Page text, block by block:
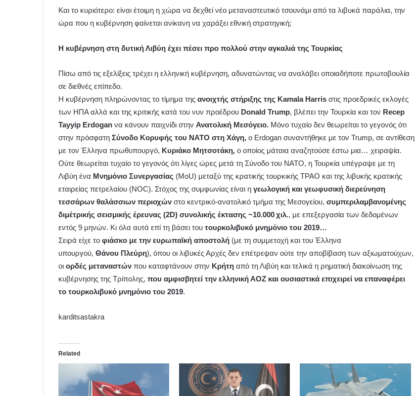
Και το κυριότερο: είναι έτοιμη η χώρα να δεχθεί νέο μεταναστευτικό τσουνάμι από τα λιβυκά παράλια, την
ώρα που η κυβέρνηση φαίνεται ανίκανη να χαράξει εθνική στρατηγική;
Η κυβέρνηση στη δυτική Λιβύη έχει πέσει προ πολλού στην αγκαλιά της Τουρκίας
Πίσω από τις εξελίξεις τρέχει η ελληνική κυβέρνηση, αδυνατώντας να αναλάβει οποιαδήποτε πρωτοβουλία
σε διεθνές επίπεδο.
Η κυβέρνηση πληρώνοντας το τίμημα της ανοιχτής στήριξης της Kamala Harris στις προεδρικές εκλογές
των ΗΠΑ αλλά και της κριτικής κατά του νυν προέδρου Donald Trump, βλέπει την Τουρκία και τον Recep
Tayyip Erdogan να κάνουν παιχνίδι στην Ανατολική Μεσόγειο. Μόνο τυχαίο δεν θεωρείται το γεγονός ότι
στην πρόσφατη Σύνοδο Κορυφής του ΝΑΤΟ στη Χάγη, ο Erdogan συναντήθηκε με τον Trump, σε αντίθεση
με τον Έλληνα πρωθυπουργό, Κυριάκο Μητσοτάκη, ο οποίος μάταια αναζητούσε έστω μια… χειραψία.
Ούτε θεωρείται τυχαίο το γεγονός ότι λίγες ώρες μετά τη Σύνοδο του ΝΑΤΟ, η Τουρκία υπέγραψε με τη
Λιβύη ένα Μνημόνιο Συνεργασίας (MoU) μεταξύ της κρατικής τουρκικής TPAO και της λιβυκής κρατικής
εταιρείας πετρελαίου (NOC). Στόχος της συμφωνίας είναι η γεωλογική και γεωφυσική διερεύνηση
τεσσάρων θαλάσσιων περιοχών στο κεντρικό-ανατολικό τμήμα της Μεσογείου, συμπεριλαμβανομένης
διμέτρικής σεισμικής έρευνας (2D) συνολικής έκτασης ~10.000χιλ., με επεξεργασία των δεδομένων
εντός 9 μηνών. Κι όλα αυτά επί τη βάσει του τουρκολιβυκό μνημόνιο του 2019…
Σειρά είχε το φιάσκο με την ευρωπαϊκή αποστολή (με τη συμμετοχή και του Έλληνα
υπουργού, Θάνου Πλεύρη), όπου οι λιβυκές Αρχές δεν επέτρεψαν ούτε την αποβίβαση των αξιωματούχων,
οι ορδές μεταναστών που καταφτάνουν στην Κρήτη από τη Λιβύη και τελικά η ρηματική διακοίνωση της
κυβέρνησης της Τρίπολης, που αμφισβητεί την ελληνική ΑΟΖ και ουσιαστικά επιχειρεί να επαναφέρει
το τουρκολιβυκό μνημόνιο του 2019.
karditsastakra
Related